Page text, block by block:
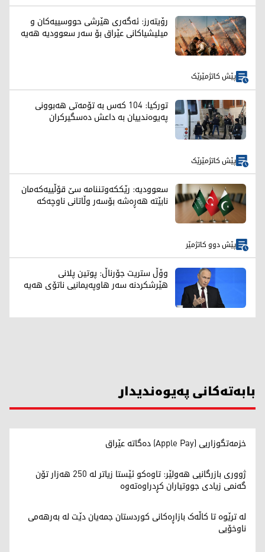
رۆیتەرز: ئەگەری هێرشی حووسییەکان و
میلیشیاکانی عێراق بۆ سەر سعوودیە هەیە
پێش کاتژمێرێک
تورکیا: 104 کەس بە تۆمەتی هەبوونی
پەیوەندییان بە داعش دەسگیرکران
پێش کاتژمێرێک
سعوودیە: رێککەوتننامە سێ قۆڵییەکەمان
نابێتە هەڕەشە بۆسەر وڵاتانی ناوچەکە
پێش دوو کاتژمێر
وۆڵ ستریت جۆرناڵ: پوتین پلانی
هێرشکردنە سەر هاوپەیمانیی ناتۆی هەیە
بابەتەکانی پەیوەندیدار
خزمەتگوزاریی (Apple Pay) دەگاتە عێراق
ژووری بازرگانیی هەولێر: تاوەکو ئێستا زیاتر لە 250 هەزار تۆن
گەنمی زیادی جووتیاران کڕدراوەتەوە
لە ترێوە تا کاڵەک بازاڕەکانی کوردستان جمەیان دێت لە بەرهەمی
ناوخۆیی